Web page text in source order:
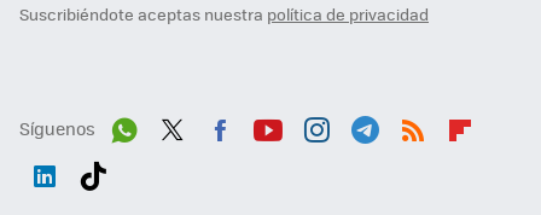
Suscribiéndote aceptas nuestra política de privacidad
Síguenos